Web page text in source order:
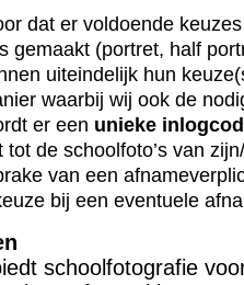
dat er voldoende
gemaakt (portret, half
uiteindelijk hun
waarbij wij ook de
er een unieke
de schoolfoto’s van
van een
bij een eventuele
schoolfotografie